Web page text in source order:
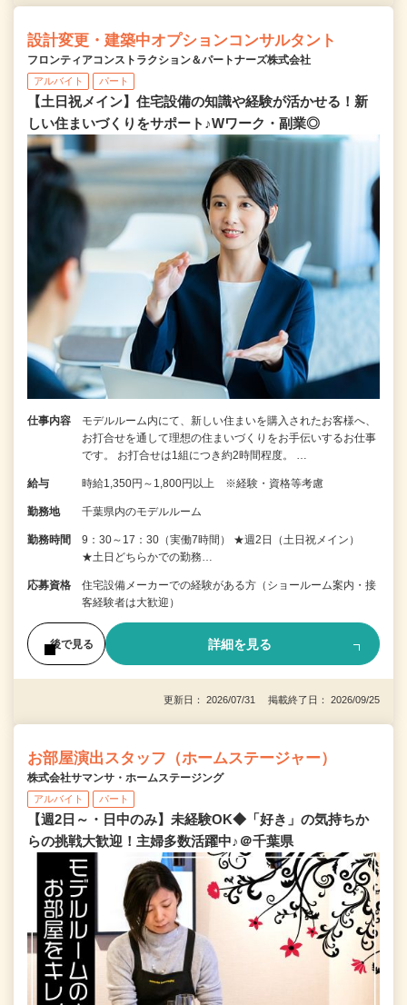
設計変更・建築中オプションコンサルタント
フロンティアコンストラクション＆パートナーズ株式会社
アルバイト パート
【土日祝メイン】住宅設備の知識や経験が活かせる！新
しい住まいづくりをサポート♪Wワーク・副業◎
仕事内容
モデルルーム内にて、新しい住まいを購入されたお客様へ、
お打合せを通して理想の住まいづくりをお手伝いするお仕事
です。 お打合せは1組につき約2時間程度。 …
給与 時給1,350円～1,800円以上 ※経験・資格等考慮
勤務地 千葉県内のモデルルーム
勤務時間
9：30～17：30（実働7時間） ★週2日（土日祝メイン）
★土日どちらかでの勤務…
応募資格
住宅設備メーカーでの経験がある方（ショールーム案内・接
客経験者は大歓迎）
後で見る 詳細を見る
更新日： 2026/07/31 掲載終了日： 2026/09/25
お部屋演出スタッフ（ホームステージャー）
株式会社サマンサ・ホームステージング
アルバイト パート
【週2日～・日中のみ】未経験OK◆「好き」の気持ちか
らの挑戦大歓迎！主婦多数活躍中♪＠千葉県